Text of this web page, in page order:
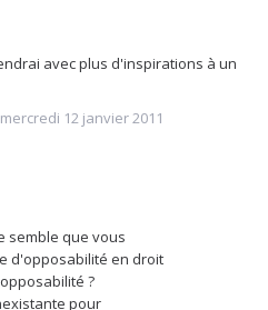
avec plus d'inspirations à un
mercredi 12 janvier 2011
semble que vous
d'opposabilité en droit
?
pour